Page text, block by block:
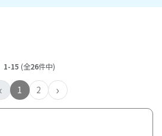
1-15 (全26件中)
‹ 1 2 ›